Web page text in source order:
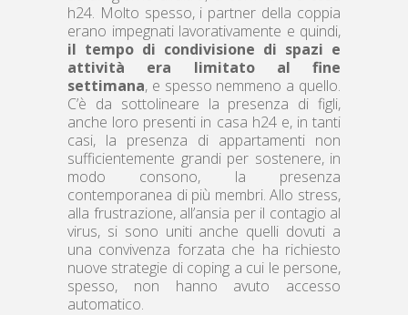
h24. Molto spesso, i partner della coppia
erano impegnati lavorativamente e quindi,
il tempo di condivisione di spazi e
attività era limitato al fine
settimana, e spesso nemmeno a quello.
C’è da sottolineare la presenza di figli,
anche loro presenti in casa h24 e, in tanti
casi, la presenza di appartamenti non
sufficientemente grandi per sostenere, in
modo consono, la presenza
contemporanea di più membri. Allo stress,
alla frustrazione, all’ansia per il contagio al
virus, si sono uniti anche quelli dovuti a
una convivenza forzata che ha richiesto
nuove strategie di coping a cui le persone,
spesso, non hanno avuto accesso
automatico.